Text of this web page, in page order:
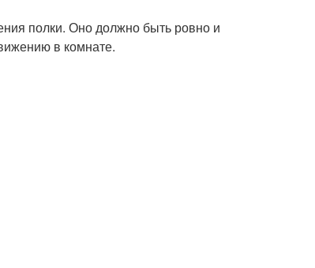
полки. Оно должно быть ровно и
в комнате.